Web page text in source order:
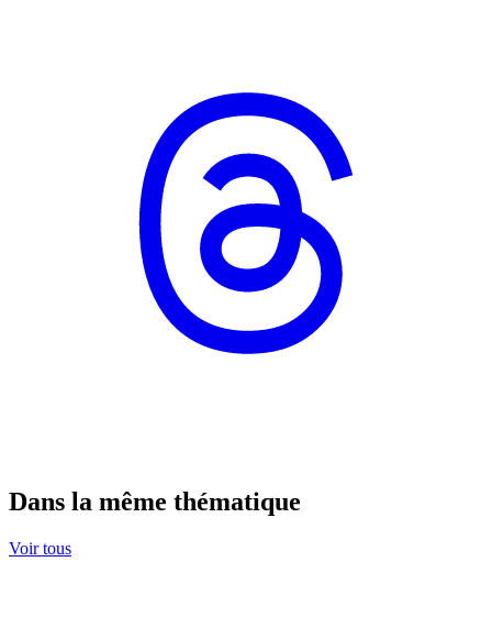
Dans la même thématique
Voir tous